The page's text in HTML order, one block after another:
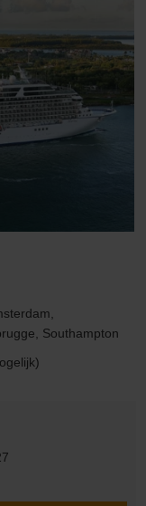
Southampton